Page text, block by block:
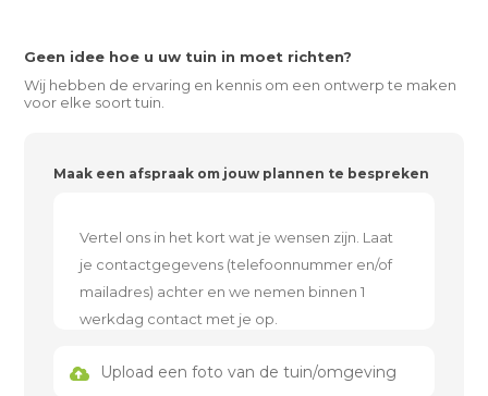
Geen idee hoe u uw tuin in moet richten?
Wij hebben de ervaring en kennis om een ontwerp te maken
voor elke soort tuin.
Maak een afspraak om jouw plannen te bespreken
Upload een foto van de tuin/omgeving